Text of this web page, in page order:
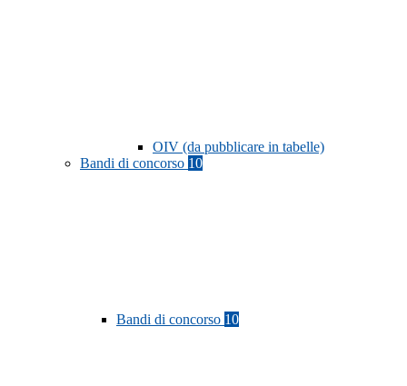
OIV (da pubblicare in tabelle)
Bandi di concorso 10
Bandi di concorso 10